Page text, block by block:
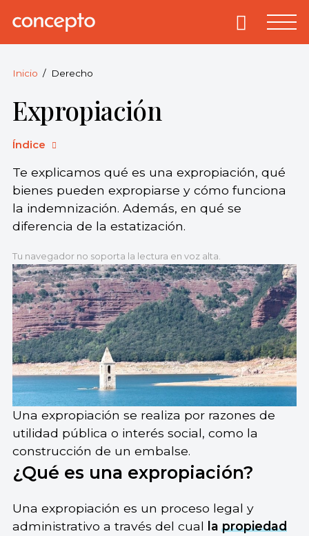
Concepto.
derechos
reservados.
Primary
Inicio Derecho
Expropiación
Índice
Te explicamos qué es una expropiación, qué
bienes pueden expropiarse y cómo funciona
la indemnización. Además, en qué se
diferencia de la estatización.
Tu navegador no soporta la lectura en voz alta.
Una expropiación se realiza por razones de
utilidad pública o interés social, como la
construcción de un embalse.
¿Qué es una expropiación?
Una expropiación es un proceso legal y
administrativo a través del cual
lapropiedad